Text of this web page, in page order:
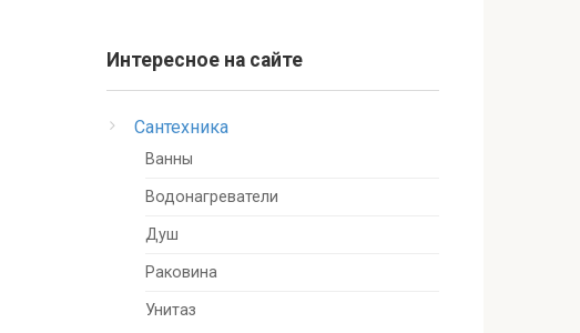
Интересное на сайте
Сантехника
Ванны
Водонагреватели
Душ
Раковина
Унитаз